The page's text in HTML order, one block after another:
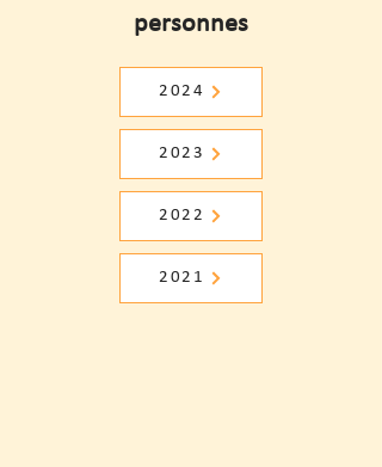
personnes
2024
2023
2022
2021